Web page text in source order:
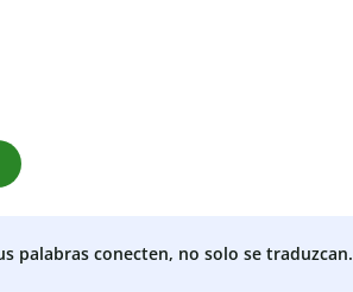
palabras conecten, no solo se traduzcan.